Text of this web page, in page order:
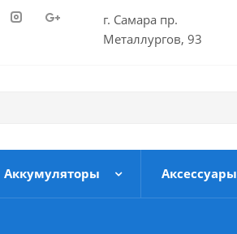
г. Самара пр.
Металлургов, 93
Аккумуляторы Аксессуары